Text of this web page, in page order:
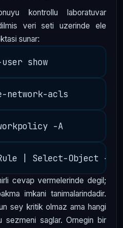
kontrollu laboratuvar
veri seti uzerinde ele
sunar:
cevap vermelerinde degil;
imkani tanimalarindadir.
sey kritik olmaz ama hangi
sezmeni saglar. Ornegin bir